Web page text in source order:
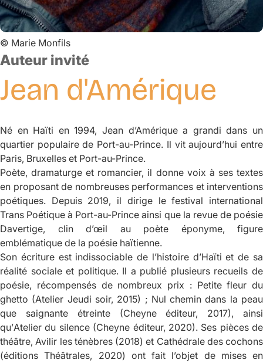
© Marie Monfils
Auteur invité
Jean d'Amérique
Né en Haïti en 1994, Jean d’Amérique a grandi dans un
quartier populaire de Port-au-Prince. Il vit aujourd’hui entre
Paris, Bruxelles et Port-au-Prince.
Poète, dramaturge et romancier, il donne voix à ses textes
en proposant de nombreuses performances et interventions
poétiques. Depuis 2019, il dirige le festival international
Trans Poétique à Port-au-Prince ainsi que la revue de poésie
Davertige, clin d’œil au poète éponyme, figure
emblématique de la poésie haïtienne.
Son écriture est indissociable de l’histoire d’Haïti et de sa
réalité sociale et politique. Il a publié plusieurs recueils de
poésie, récompensés de nombreux prix : Petite fleur du
ghetto (Atelier Jeudi soir, 2015) ; Nul chemin dans la peau
que saignante étreinte(Cheyne éditeur, 2017), ainsi
qu’Atelier du silence(Cheyne éditeur, 2020). Ses pièces de
théâtre,Avilir les ténèbres(2018) et Cathédrale des cochons
(éditions Théâtrales, 2020) ont fait l’objet de mises en